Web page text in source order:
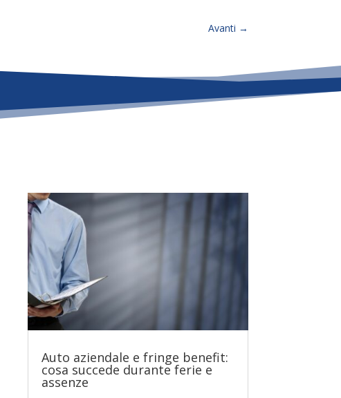
Avanti →
Auto aziendale e fringe benefit:
cosa succede durante ferie e
assenze